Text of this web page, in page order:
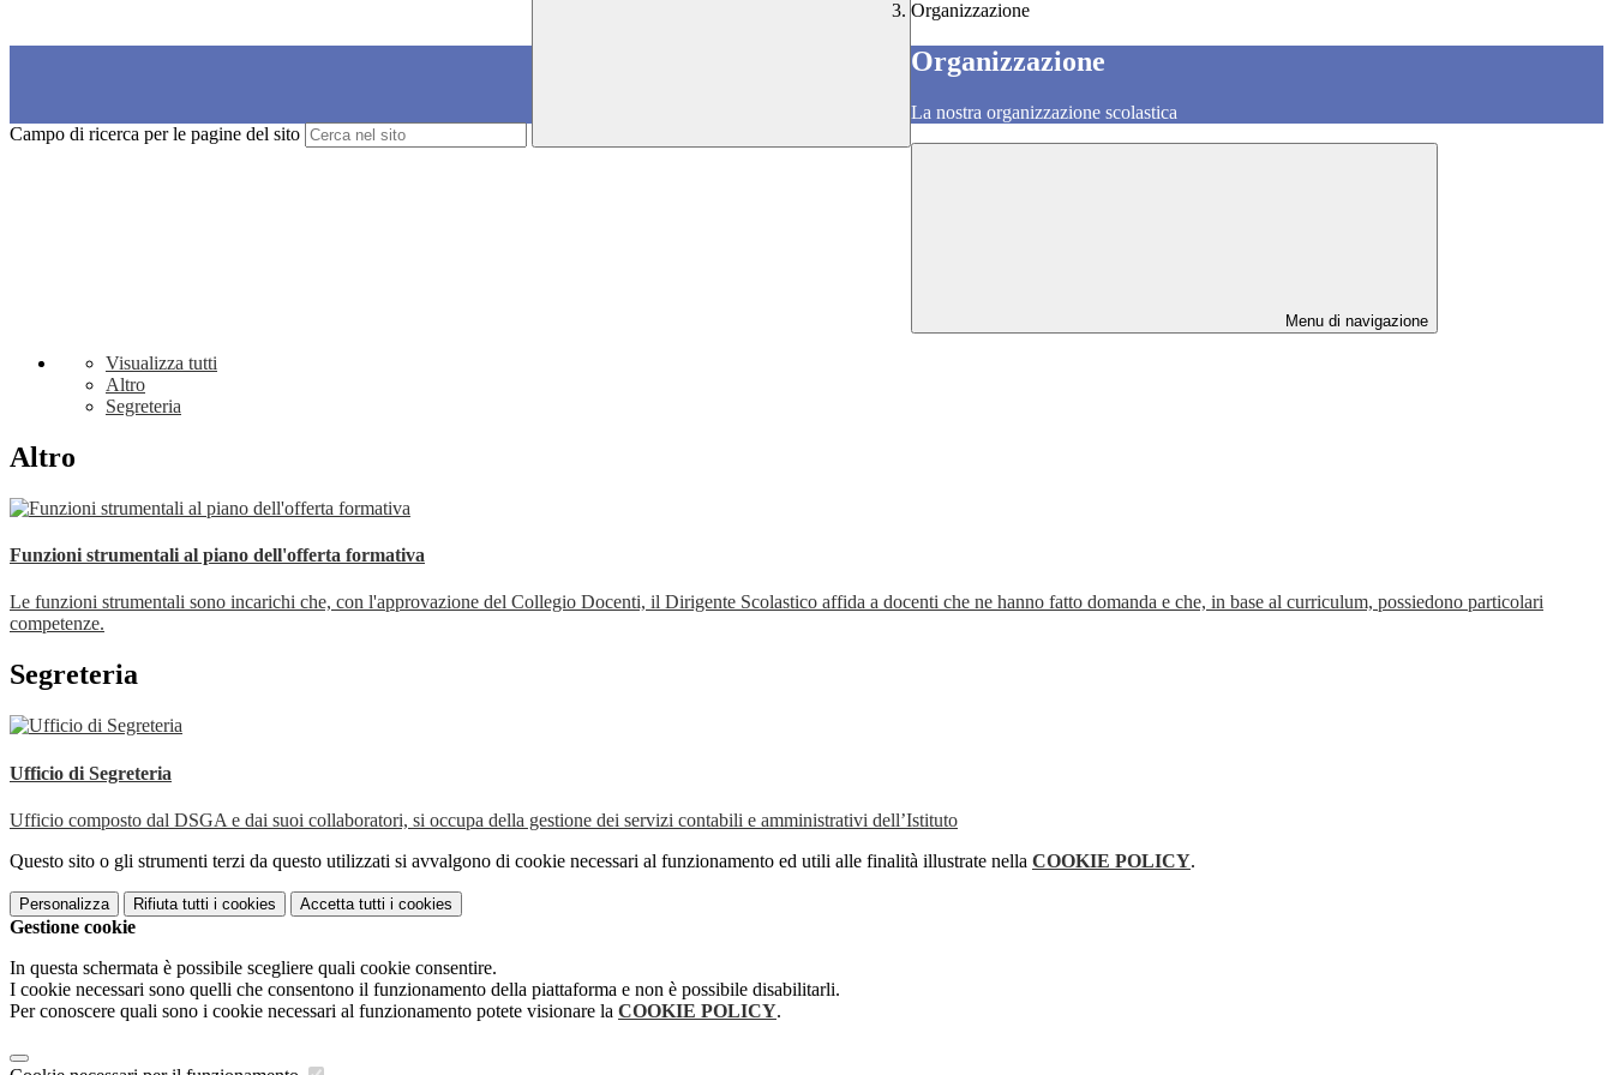
Campo di ricerca per le pagine del sito
Organizzazione
Organizzazione
La nostra organizzazione scolastica
Menu di navigazione
Visualizza tutti
Altro
Segreteria
Altro
Funzioni strumentali al piano dell'offerta formativa
Le funzioni strumentali sono incarichi che, con l'approvazione del Collegio Docenti, il Dirigente Scolastico affida a docenti che ne hanno fatto domanda e che, in base al curriculum, possiedono particolari
competenze.
Segreteria
Ufficio di Segreteria
Ufficio composto dal DSGA e dai suoi collaboratori, si occupa della gestione dei servizi contabili e amministrativi dell’Istituto
Questo sito o gli strumenti terzi da questo utilizzati si avvalgono di cookie necessari al funzionamento ed utili alle finalità illustrate nella COOKIE POLICY.
Personalizza Rifiuta tutti i cookies Accetta tutti i cookies
Gestione cookie
In questa schermata è possibile scegliere quali cookie consentire.
I cookie necessari sono quelli che consentono il funzionamento della piattaforma e non è possibile disabilitarli.
Per conoscere quali sono i cookie necessari al funzionamento potete visionare la COOKIE POLICY.